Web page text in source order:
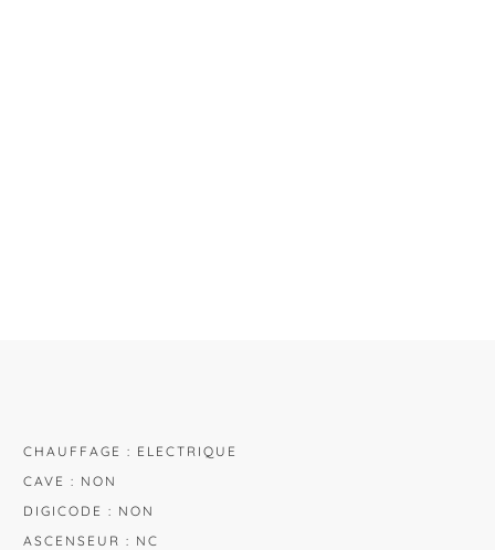
CHAUFFAGE : ELECTRIQUE
CAVE : NON
DIGICODE : NON
ASCENSEUR : NC